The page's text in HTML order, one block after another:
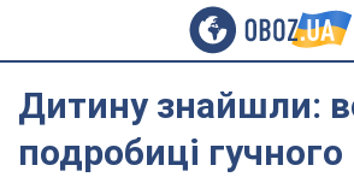
Дитину знайшли:
подробиці гучного